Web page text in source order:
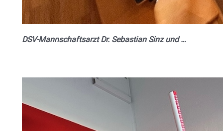
DSV-Mannschaftsarzt Dr. Sebastian Sinz und …